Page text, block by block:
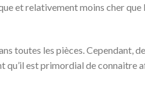
et relativement moins cher que
toutes les pièces. Cependant,
qu’il est primordial de connaitre